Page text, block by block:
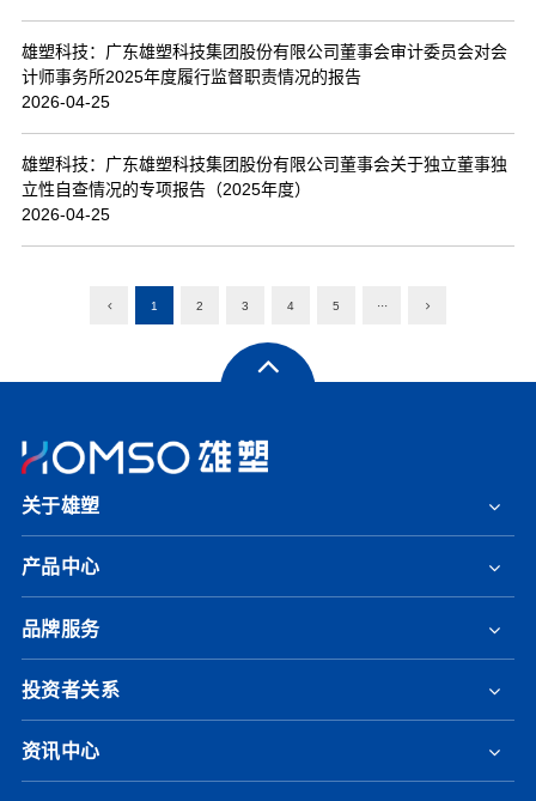
雄塑科技：广东雄塑科技集团股份有限公司董事会审计委员会对会
计师事务所2025年度履行监督职责情况的报告
2026-04-25
雄塑科技：广东雄塑科技集团股份有限公司董事会关于独立董事独
立性自查情况的专项报告（2025年度）
2026-04-25
1 2 3 4 5 ···
关于雄塑
产品中心
品牌服务
投资者关系
资讯中心